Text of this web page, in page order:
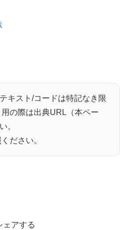
キスト/コードは特記なき限
の際は出典URL（本ペー
。
ださい。
ェアする